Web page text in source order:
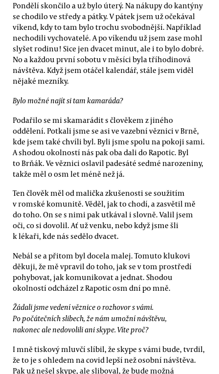
Pondělí skončilo a už bylo úterý. Na nákupy do kantýny
se chodilo ve středy a pátky. V pátek jsem už očekával
víkend, kdy to tam bylo trochu svobodnější. Například
nechodili vychovatelé. A po víkendu už jsem zase mohl
slyšet rodinu! Sice jen dvacet minut, ale i to bylo dobré.
No a každou první sobotu v měsíci byla tříhodinová
návštěva. Když jsem otáčel kalendář, stále jsem viděl
nějaké mezníky.
Bylo možné najít si tam kamaráda?
Podařilo se mi skamarádit s člověkem z jiného
oddělení. Potkali jsme se asi ve vazební věznici v Brně,
kde jsem také chvíli byl. Byli jsme spolu na pokoji sami.
A shodou okolností nás pak oba dali do Rapotic. Byl
to Brňák. Ve věznici oslavil padesáté sedmé narozeniny,
takže měl o osm let méně než já.
Ten člověk měl od malička zkušenosti se soužitím
v romské komunitě. Věděl, jak to chodí, a zasvětil mě
do toho. On se s nimi pak utkával i slovně. Valil jsem
oči, co si dovolil. Ať už venku, nebo když jsme šli
k lékaři, kde nás sedělo dvacet.
Nebál se a přitom byl docela malej. Tomuto klukovi
děkuji, že mě vpravil do toho, jak se v tom prostředí
pohybovat, jak komunikovat a jednat. Shodou
okolností odcházel z Rapotic osm dní po mně.
Žádali jsme vedení věznice o rozhovor s vámi.
Po počátečních slibech, že nám umožní návštěvu,
nakonec ale nedovolili ani skype. Víte proč?
I mně tiskový mluvčí slíbil, že skype s vámi bude, tvrdil,
že to je s ohledem na covid lepší než osobní návštěva.
Pak už nešel skype, ale sliboval, že bude možná